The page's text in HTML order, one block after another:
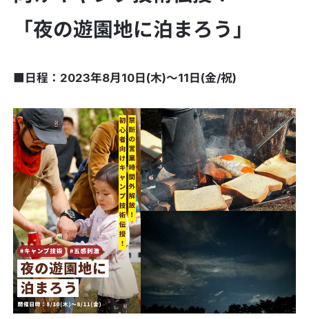
「夜の遊園地に泊まろう」
■日程：2023年8月10日(木)〜11日(金/祝)